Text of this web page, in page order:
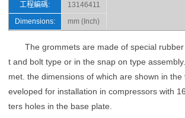
工程編碼:
13146411
Dimensions:
mm (Inch)
The grommets are made of special
t and bolt type or in the snap on type
met. the dimensions of which are shown in the
eveloped for installation in compressors with
ters holes in the base plate.